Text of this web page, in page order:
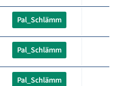
Pal_Schlämm
Pal_Schlämm
Pal_Schlämm